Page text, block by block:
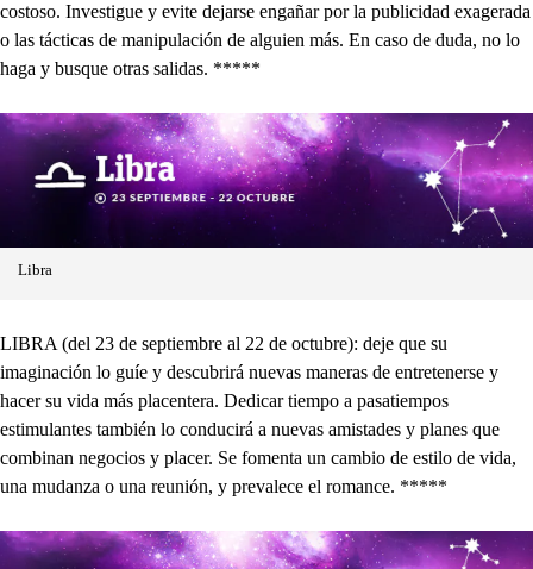
costoso. Investigue y evite dejarse engañar por la publicidad exagerada
o las tácticas de manipulación de alguien más. En caso de duda, no lo
haga y busque otras salidas. *****
Libra
LIBRA (del 23 de septiembre al 22 de octubre): deje que su
imaginación lo guíe y descubrirá nuevas maneras de entretenerse y
hacer su vida más placentera. Dedicar tiempo a pasatiempos
estimulantes también lo conducirá a nuevas amistades y planes que
combinan negocios y placer. Se fomenta un cambio de estilo de vida,
una mudanza o una reunión, y prevalece el romance. *****